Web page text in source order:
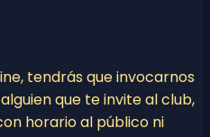
tendrás que invocarnos
que te invite al club,
horario al público ni